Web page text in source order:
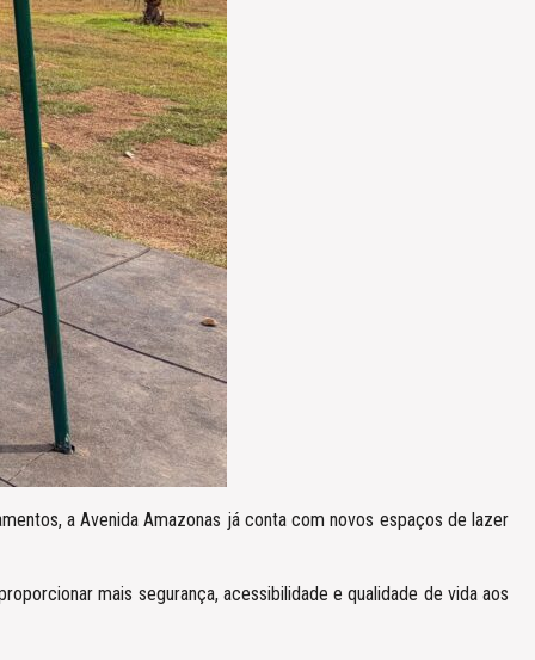
a Avenida Amazonas já conta com novos espaços de lazer
mais segurança, acessibilidade e qualidade de vida aos